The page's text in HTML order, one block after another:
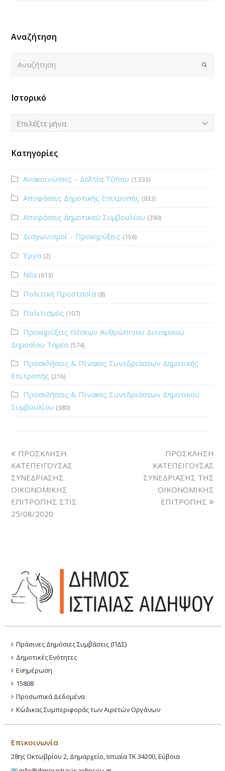
Αναζήτηση
Submit
Ιστορικό
Ιστορικό
Επιλέξτε μήνα
Κατηγορίες
Ανακοινώσεις – Δελτία Τύπου (1.333)
Αποφάσεις Δημοτικής Επιτροπής (933)
Αποφάσεις Δημοτικού Συμβουλίου (390)
Διαγωνισμοί – Προκηρύξεις (156)
Έργα (2)
Νέα (613)
Πολιτική Προστασία (8)
Πολιτισμός (107)
Προκηρύξεις Θέσεων Ανθρώπινου Δυναμικού
Δημοσίου Τομέα (574)
Προσκλήσεις & Πίνακες Συνεδριάσεων Δημοτικής
Επιτροπής (216)
Προσκλήσεις & Πίνακες Συνεδριάσεων Δημοτικού
Συμβουλίου (380)
ΠΡΟΣΚΛΗΣΗ
ΚΑΤΕΠΕΙΓΟΥΣΑΣ
ΣΥΝΕΔΡΙΑΣΗΣ
ΟΙΚΟΝΟΜΙΚΗΣ
ΕΠΙΤΡΟΠΗΣ ΣΤΙΣ
25/08/2020
ΠΡΟΣΚΛΗΣΗ
ΚΑΤΕΠΕΙΓΟΥΣΑΣ
ΣΥΝΕΔΡΙΑΣΗΣ ΤΗΣ
ΟΙΚΟΝΟΜΙΚΗΣ
ΕΠΙΤΡΟΠΗΣ
Πράσινες Δημόσιες Συμβάσεις (ΠΔΣ)
Δημοτικές Ενότητες
Ενημέρωση
15808
Προσωπικά Δεδομένα
Κώδικας Συμπεριφοράς των Αιρετών Οργάνων
Επικοινωνία
28ης Οκτωβρίου 2, Δημαρχείο, Ιστιαία ΤΚ 34200, Εύβοια